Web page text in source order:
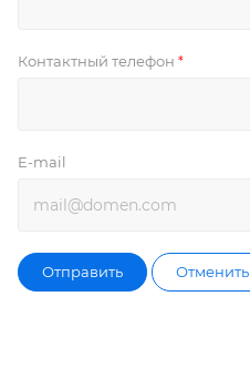
Контактный телефон *
E-mail
Отправить Отменить